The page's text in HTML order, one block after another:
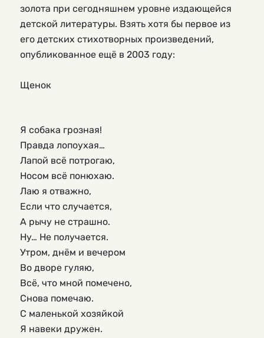
золота при сегодняшнем уровне издающейся
детской литературы. Взять хотя бы первое из
его детских стихотворных произведений,
опубликованное ещё в 2003 году:
Щенок
Я собака грозная!
Правда лопоухая…
Лапой всё потрогаю,
Носом всё понюхаю.
Лаю я отважно,
Если что случается,
А рычу не страшно.
Ну… Не получается.
Утром, днём и вечером
Во дворе гуляю,
Всё, что мной помечено,
Снова помечаю.
С маленькой хозяйкой
Я навеки дружен.